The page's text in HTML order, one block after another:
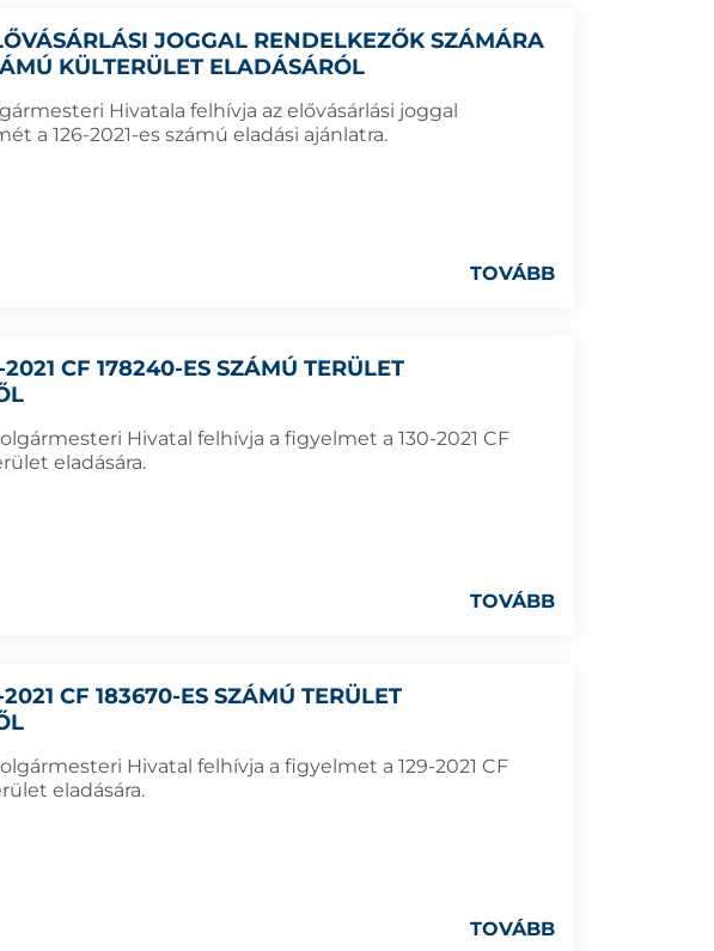
JOGGAL RENDELKEZŐK SZÁMÁRA
KÜLTERÜLET ELADÁSÁRÓL
Hivatala felhívja az elővásárlási joggal
a 126-2021-es számú eladási ajánlatra.
TOVÁBB
2021 CF 178240-ES SZÁMÚ TERÜLET
Hivatal felhívja a figyelmet a 130-2021 CF
eladására.
TOVÁBB
2021 CF 183670-ES SZÁMÚ TERÜLET
Hivatal felhívja a figyelmet a 129-2021 CF
eladására.
TOVÁBB